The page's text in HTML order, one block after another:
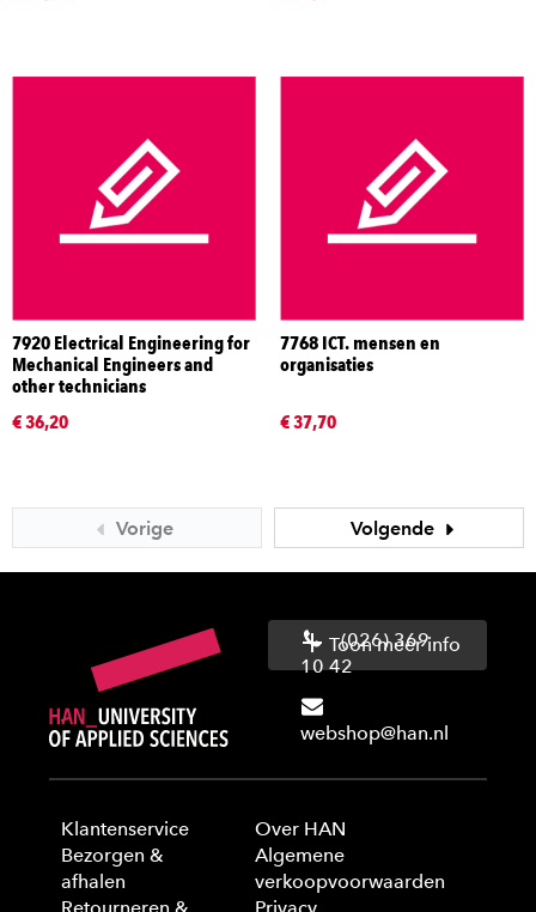
7920 Electrical Engineering for
Mechanical Engineers and
other technicians
€ 36,20
7768 ICT. mensen en
organisaties
€ 37,70
Vorige Volgende
(026) 369
10 42
webshop@han.nl
Toon meer info
Klantenservice
Bezorgen &
afhalen
Over HAN
Algemene
verkoopvoorwaarden